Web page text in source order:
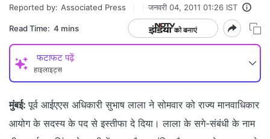
Reported by: Associated Press जनवरी 04, 2011 01:26 IST
Read Time: 4 mins
फटाफट पढ़ें
हाइलाइट्स
मुंबई: पूर्व आईएएस अधिकारी सुभाष लाला ने सोमवार को राज्य मानवाधिकार
आयोग के सदस्य के पद से इस्तीफा दे दिया। लाला के सगे-संबंधी के नाम